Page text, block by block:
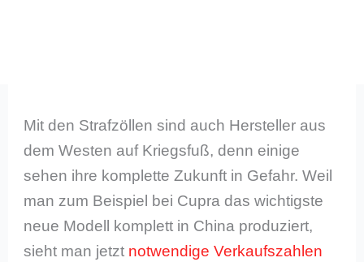
Mit den Strafzöllen sind auch Hersteller aus
dem Westen auf Kriegsfuß, denn einige
sehen ihre komplette Zukunft in Gefahr. Weil
man zum Beispiel bei Cupra das wichtigste
neue Modell komplett in China produziert,
sieht man jetzt notwendige Verkaufszahlen